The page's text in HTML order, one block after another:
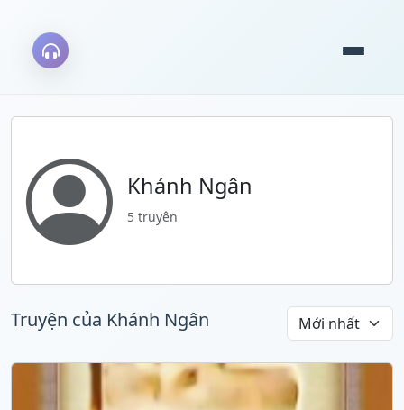
Khánh Ngân
5 truyện
Truyện của Khánh Ngân